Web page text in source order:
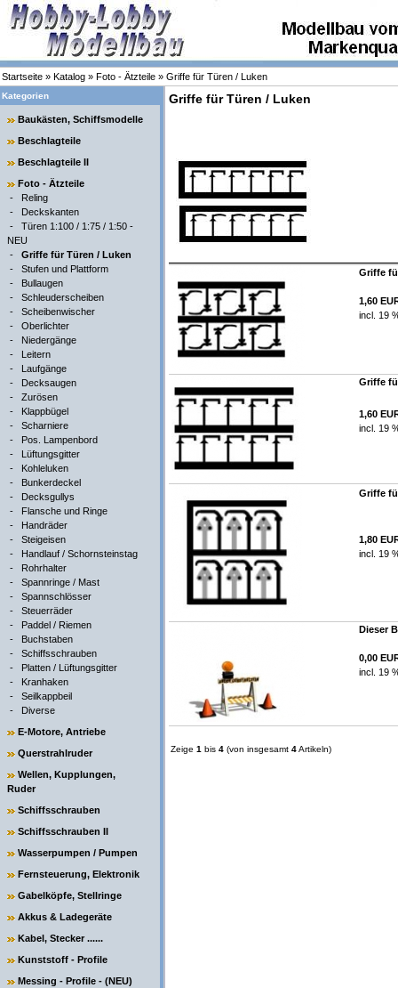
Startseite » Katalog » Foto - Ätzteile » Griffe für Türen / Luken
Kategorien
Baukästen, Schiffsmodelle
Beschlagteile
Beschlagteile II
Foto - Ätzteile
- Reling
- Deckskanten
- Türen 1:100 / 1:75 / 1:50 -
NEU
- Griffe für Türen / Luken
- Stufen und Plattform
- Bullaugen
- Schleuderscheiben
- Scheibenwischer
- Oberlichter
- Niedergänge
- Leitern
- Laufgänge
- Decksaugen
- Zurösen
- Klappbügel
- Scharniere
- Pos. Lampenbord
- Lüftungsgitter
- Kohleluken
- Bunkerdeckel
- Decksgullys
- Flansche und Ringe
- Handräder
- Steigeisen
- Handlauf / Schornsteinstag
- Rohrhalter
- Spannringe / Mast
- Spannschlösser
- Steuerräder
- Paddel / Riemen
- Buchstaben
- Schiffsschrauben
- Platten / Lüftungsgitter
- Kranhaken
- Seilkappbeil
- Diverse
E-Motore, Antriebe
Querstrahlruder
Wellen, Kupplungen,
Ruder
Schiffsschrauben
Schiffsschrauben II
Wasserpumpen / Pumpen
Fernsteuerung, Elektronik
Gabelköpfe, Stellringe
Akkus & Ladegeräte
Kabel, Stecker ......
Kunststoff - Profile
Messing - Profile - (NEU)
Griffe für Türen / Luken
Griffe
1,60
incl. 19
Griffe
1,60
incl. 19
Griffe
1,80
incl. 19
Dieser
0,00
incl. 19
Zeige 1 bis 4 (von insgesamt 4Artikeln)